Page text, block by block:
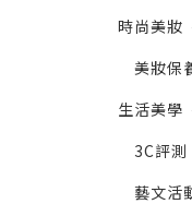
時尚美妝
美妝保
生活美學
3C評測
藝文活